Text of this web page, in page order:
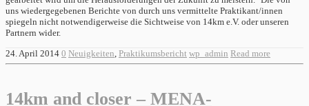
24. April 2014 0 Neuigkeiten Praktikumsbericht wp_admin Read more
14km and closer – MENA-